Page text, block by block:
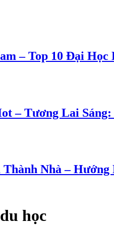
– Top 10 Đại
– Tương Lai
Nhà –
học